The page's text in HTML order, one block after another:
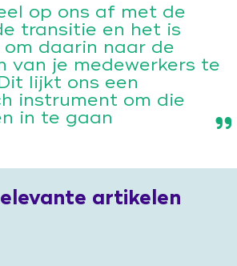
op ons af met de
transitie en het is
daarin naar de
van je medewerkers te
lijkt ons een
instrument om die
in te gaan
artikelen